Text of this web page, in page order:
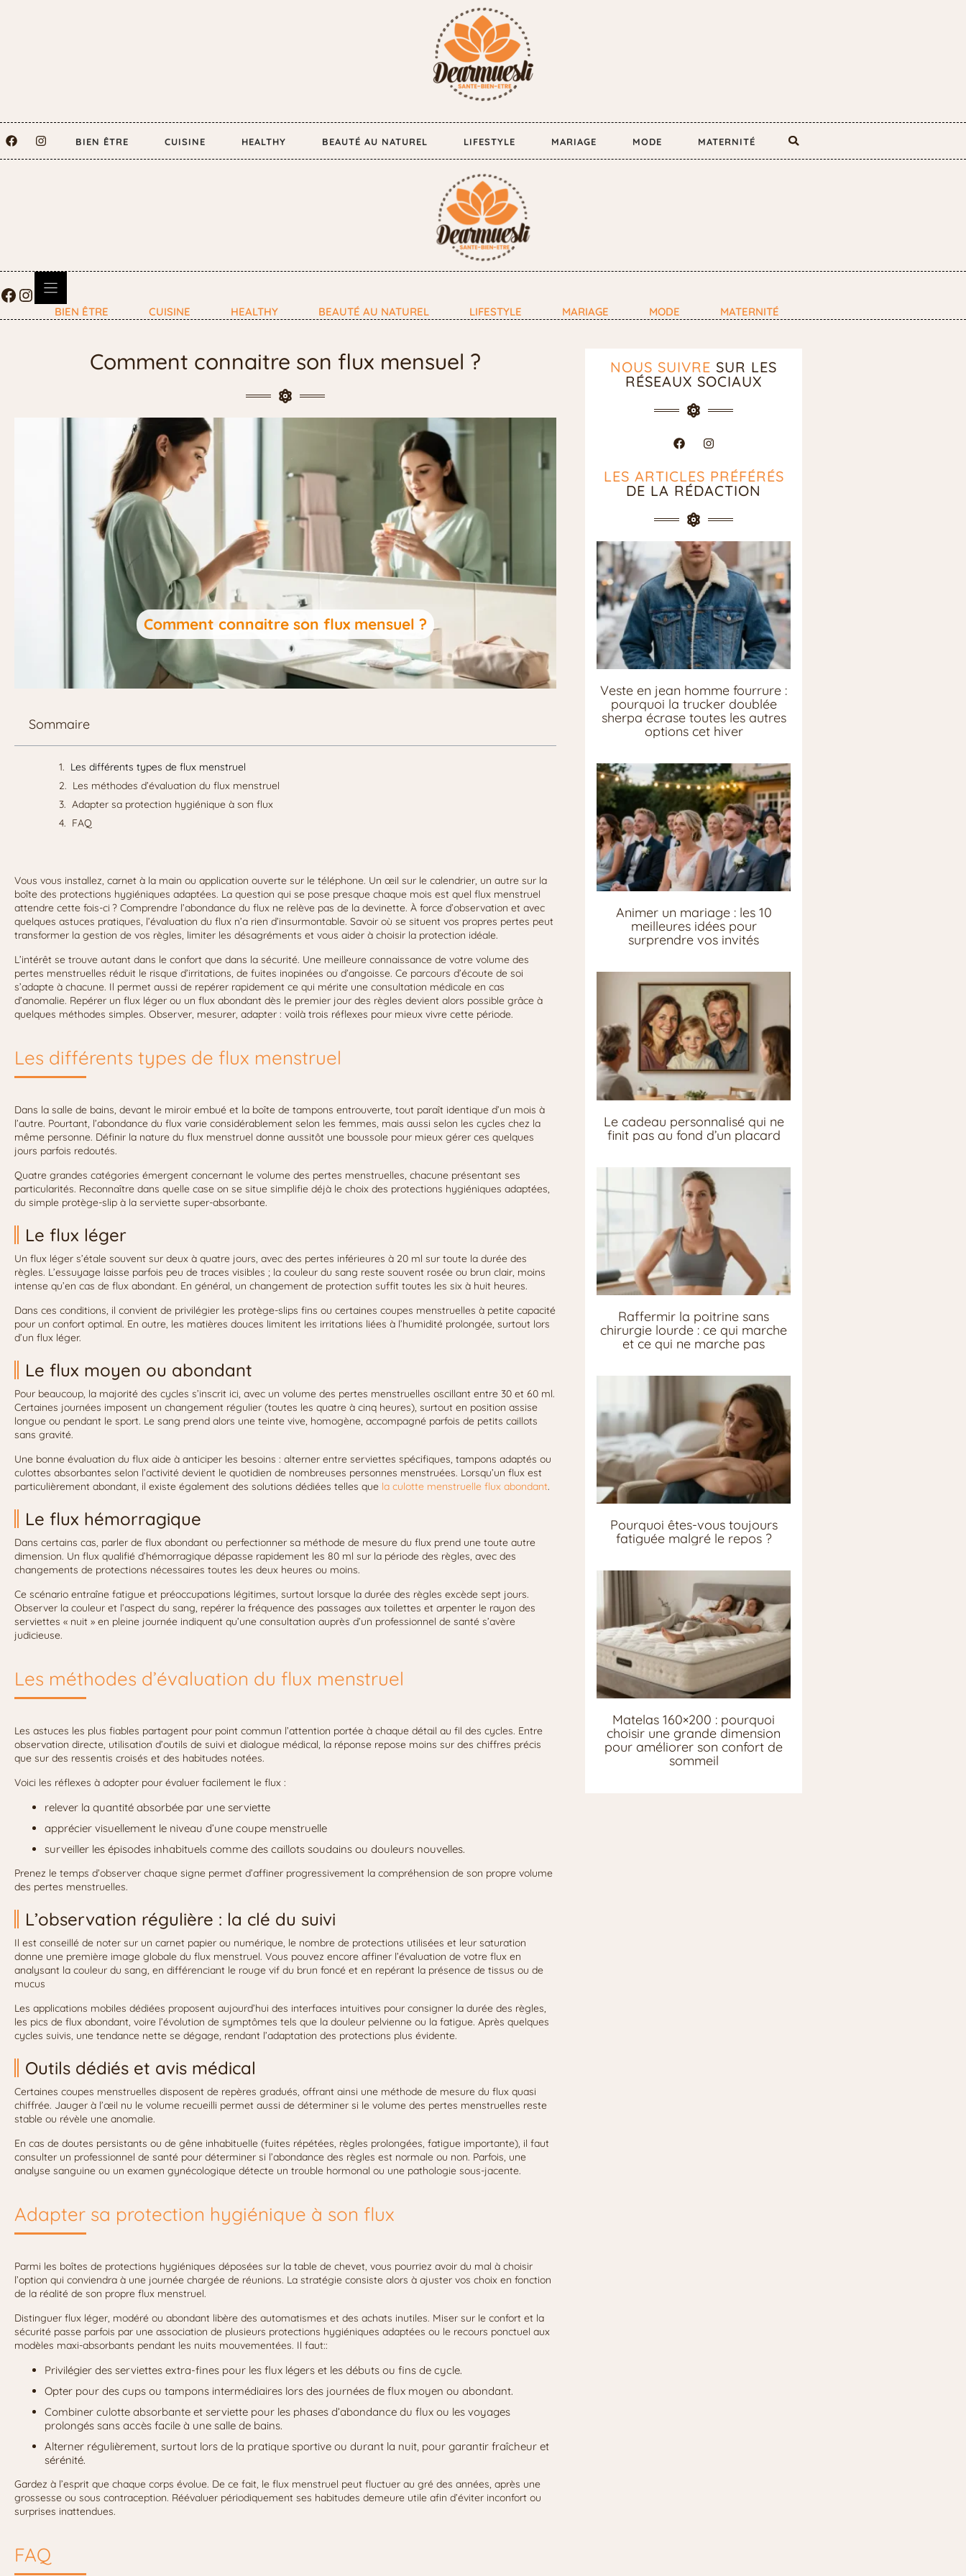
BIEN ÊTRE CUISINE HEALTHY BEAUTÉ AU NATUREL LIFESTYLE MARIAGE MODE MATERNITÉ
BIEN ÊTRE CUISINE HEALTHY BEAUTÉ AU NATUREL LIFESTYLE MARIAGE MODE MATERNITÉ
Comment connaitre son flux mensuel ?
Comment connaitre son flux mensuel ?
Sommaire
Les différents types de flux menstruel
Les méthodes d’évaluation du flux menstruel
Adapter sa protection hygiénique à son flux
FAQ
Vous vous installez, carnet à la main ou application ouverte sur le téléphone. Un œil sur le calendrier, un autre sur la
boîte des protections hygiéniques adaptées. La question qui se pose presque chaque mois est quel flux menstruel
attendre cette fois-ci ? Comprendre l’abondance du flux ne relève pas de la devinette. À force d’observation et avec
quelques astuces pratiques, l’évaluation du flux n’a rien d’insurmontable. Savoir où se situent vos propres pertes peut
transformer la gestion de vos règles, limiter les désagréments et vous aider à choisir la protection idéale.
L’intérêt se trouve autant dans le confort que dans la sécurité. Une meilleure connaissance de votre volume des
pertes menstruelles réduit le risque d’irritations, de fuites inopinées ou d’angoisse. Ce parcours d’écoute de soi
s’adapte à chacune. Il permet aussi de repérer rapidement ce qui mérite une consultation médicale en cas
d’anomalie. Repérer un flux léger ou un flux abondant dès le premier jour des règles devient alors possible grâce à
quelques méthodes simples. Observer, mesurer, adapter : voilà trois réflexes pour mieux vivre cette période.
Les différents types de flux menstruel
Dans la salle de bains, devant le miroir embué et la boîte de tampons entrouverte, tout paraît identique d’un mois à
l’autre. Pourtant, l’abondance du flux varie considérablement selon les femmes, mais aussi selon les cycles chez la
même personne. Définir la nature du flux menstruel donne aussitôt une boussole pour mieux gérer ces quelques
jours parfois redoutés.
Quatre grandes catégories émergent concernant le volume des pertes menstruelles, chacune présentant ses
particularités. Reconnaître dans quelle case on se situe simplifie déjà le choix des protections hygiéniques adaptées,
du simple protège-slip à la serviette super-absorbante.
Le flux léger
Un flux léger s’étale souvent sur deux à quatre jours, avec des pertes inférieures à 20 ml sur toute la durée des
règles. L’essuyage laisse parfois peu de traces visibles ; la couleur du sang reste souvent rosée ou brun clair, moins
intense qu’en cas de flux abondant. En général, un changement de protection suffit toutes les six à huit heures.
Dans ces conditions, il convient de privilégier les protège-slips fins ou certaines coupes menstruelles à petite capacité
pour un confort optimal. En outre, les matières douces limitent les irritations liées à l’humidité prolongée, surtout lors
d’un flux léger.
Le flux moyen ou abondant
Pour beaucoup, la majorité des cycles s’inscrit ici, avec un volume des pertes menstruelles oscillant entre 30 et 60 ml.
Certaines journées imposent un changement régulier (toutes les quatre à cinq heures), surtout en position assise
longue ou pendant le sport. Le sang prend alors une teinte vive, homogène, accompagné parfois de petits caillots
sans gravité.
Une bonne évaluation du flux aide à anticiper les besoins : alterner entre serviettes spécifiques, tampons adaptés ou
culottes absorbantes selon l’activité devient le quotidien de nombreuses personnes menstruées. Lorsqu’un flux est
particulièrement abondant, il existe également des solutions dédiées telles que la culotte menstruelle flux abondant.
Le flux hémorragique
Dans certains cas, parler de flux abondant ou perfectionner sa méthode de mesure du flux prend une toute autre
dimension. Un flux qualifié d’hémorragique dépasse rapidement les 80 ml sur la période des règles, avec des
changements de protections nécessaires toutes les deux heures ou moins.
Ce scénario entraîne fatigue et préoccupations légitimes, surtout lorsque la durée des règles excède sept jours.
Observer la couleur et l’aspect du sang, repérer la fréquence des passages aux toilettes et arpenter le rayon des
serviettes « nuit » en pleine journée indiquent qu’une consultation auprès d’un professionnel de santé s’avère
judicieuse.
Les méthodes d’évaluation du flux menstruel
Les astuces les plus fiables partagent pour point commun l’attention portée à chaque détail au fil des cycles. Entre
observation directe, utilisation d’outils de suivi et dialogue médical, la réponse repose moins sur des chiffres précis
que sur des ressentis croisés et des habitudes notées.
Voici les réflexes à adopter pour évaluer facilement le flux :
relever la quantité absorbée par une serviette
apprécier visuellement le niveau d’une coupe menstruelle
surveiller les épisodes inhabituels comme des caillots soudains ou douleurs nouvelles.
Prenez le temps d’observer chaque signe permet d’affiner progressivement la compréhension de son propre volume
des pertes menstruelles.
L’observation régulière : la clé du suivi
Il est conseillé de noter sur un carnet papier ou numérique, le nombre de protections utilisées et leur saturation
donne une première image globale du flux menstruel. Vous pouvez encore affiner l’évaluation de votre flux en
analysant la couleur du sang, en différenciant le rouge vif du brun foncé et en repérant la présence de tissus ou de
mucus
Les applications mobiles dédiées proposent aujourd’hui des interfaces intuitives pour consigner la durée des règles,
les pics de flux abondant, voire l’évolution de symptômes tels que la douleur pelvienne ou la fatigue. Après quelques
cycles suivis, une tendance nette se dégage, rendant l’adaptation des protections plus évidente.
Outils dédiés et avis médical
Certaines coupes menstruelles disposent de repères gradués, offrant ainsi une méthode de mesure du flux quasi
chiffrée. Jauger à l’œil nu le volume recueilli permet aussi de déterminer si le volume des pertes menstruelles reste
stable ou révèle une anomalie.
En cas de doutes persistants ou de gêne inhabituelle (fuites répétées, règles prolongées, fatigue importante), il faut
consulter un professionnel de santé pour déterminer si l’abondance des règles est normale ou non. Parfois, une
analyse sanguine ou un examen gynécologique détecte un trouble hormonal ou une pathologie sous-jacente.
Adapter sa protection hygiénique à son flux
Parmi les boîtes de protections hygiéniques déposées sur la table de chevet, vous pourriez avoir du mal à choisir
l’option qui conviendra à une journée chargée de réunions. La stratégie consiste alors à ajuster vos choix en fonction
de la réalité de son propre flux menstruel.
Distinguer flux léger, modéré ou abondant libère des automatismes et des achats inutiles. Miser sur le confort et la
sécurité passe parfois par une association de plusieurs protections hygiéniques adaptées ou le recours ponctuel aux
modèles maxi-absorbants pendant les nuits mouvementées. Il faut::
Privilégier des serviettes extra-fines pour les flux légers et les débuts ou fins de cycle.
Opter pour des cups ou tampons intermédiaires lors des journées de flux moyen ou abondant.
Combiner culotte absorbante et serviette pour les phases d’abondance du flux ou les voyages
prolongés sans accès facile à une salle de bains.
Alterner régulièrement, surtout lors de la pratique sportive ou durant la nuit, pour garantir fraîcheur et
sérénité.
Gardez à l’esprit que chaque corps évolue. De ce fait, le flux menstruel peut fluctuer au gré des années, après une
grossesse ou sous contraception. Réévaluer périodiquement ses habitudes demeure utile afin d’éviter inconfort ou
surprises inattendues.
FAQ
NOUS SUIVRE SUR LES
RÉSEAUX SOCIAUX
LES ARTICLES PRÉFÉRÉS
DE LA RÉDACTION
Veste en jean homme fourrure :
pourquoi la trucker doublée
sherpa écrase toutes les autres
options cet hiver
Animer un mariage : les 10
meilleures idées pour
surprendre vos invités
Le cadeau personnalisé qui ne
finit pas au fond d’un placard
Raffermir la poitrine sans
chirurgie lourde : ce qui marche
et ce qui ne marche pas
Pourquoi êtes-vous toujours
fatiguée malgré le repos ?
Matelas 160×200 : pourquoi
choisir une grande dimension
pour améliorer son confort de
sommeil